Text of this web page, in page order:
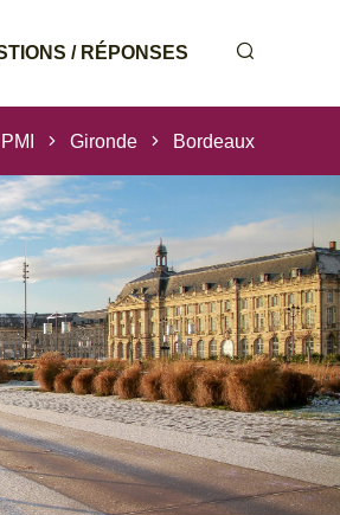
/ RÉPONSES
PMI Gironde Bordeaux